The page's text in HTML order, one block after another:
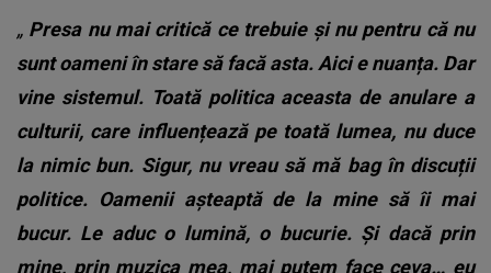
„ Presa nu mai critică ce trebuie și nu pentru că nu
sunt oameni în stare să facă asta. Aici e nuanța. Dar
vine sistemul. Toată politica aceasta de anulare a
culturii, care influențează pe toată lumea, nu duce
la nimic bun. Sigur, nu vreau să mă bag în discuții
politice. Oamenii așteaptă de la mine să îi mai
bucur. Le aduc o lumină, o bucurie. Și dacă prin
mine, prin muzica mea, mai putem face ceva… eu